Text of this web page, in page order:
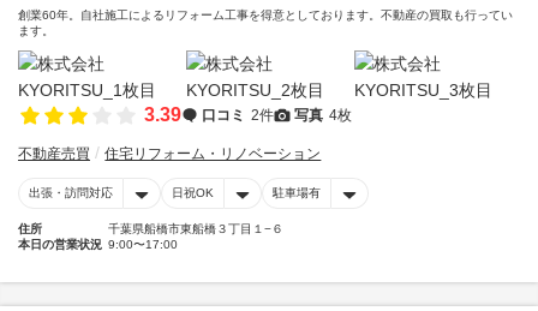
創業60年。自社施工によるリフォーム工事を得意としております。不動産の買取も行ってい
ます。
3.39 口コミ 2件 写真 4枚
不動産売買 住宅リフォーム・リノベーション
出張・訪問対応 日祝OK 駐車場有
住所
千葉県船橋市東船橋３丁目１−６
本日の営業状況 9:00〜17:00